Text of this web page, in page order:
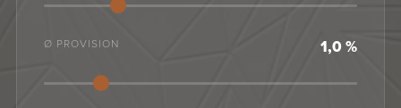
Ø PROVISION 1,0 %